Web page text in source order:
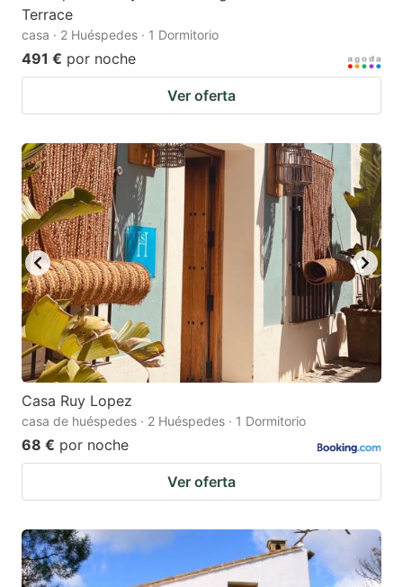
Terrace
casa · 2 Huéspedes · 1 Dormitorio
491 € por noche
Ver oferta
Casa Ruy Lopez
casa de huéspedes · 2 Huéspedes · 1 Dormitorio
68 € por noche
Ver oferta